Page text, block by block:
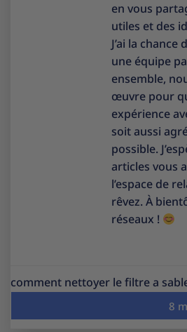
en vous
utiles et des
J’ai la
une équipe
ensemble,
œuvre pour
expérience
soit aussi
possible.
articles vous
l’espace de
rêvez. À
réseaux !
comment nettoyer le filtre a